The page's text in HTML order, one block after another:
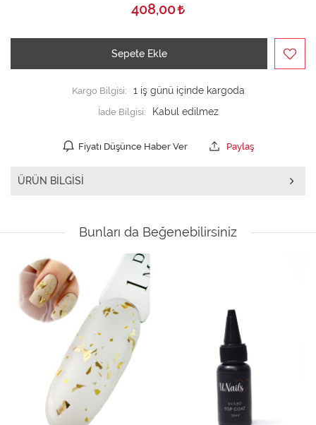
408,00
Sepete Ekle
Kargo Bilgisi:
1 iş günü içinde kargoda
İade Bilgisi:
Fiyatı Düşünce Haber Ver Paylaş
ÜRÜN BILGISI
Bunları da Beğenebilirsiniz